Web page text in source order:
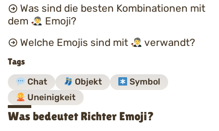
Was sind die besten Kombinationen mit
dem
Emoji?
Welche Emojis sind mit
verwandt?
Tags
Chat Objekt
Symbol
Uneinigkeit
Was bedeutet Richter Emoji?